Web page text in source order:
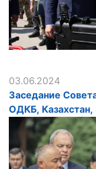
03.06.2024
Заседание
ОДКБ,